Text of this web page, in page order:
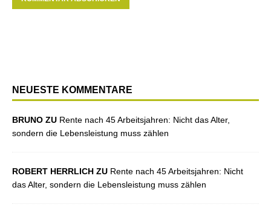
NEUESTE KOMMENTARE
BRUNO ZU Rente nach 45 Arbeitsjahren: Nicht das Alter,
sondern die Lebensleistung muss zählen
ROBERT HERRLICH ZU Rente nach 45 Arbeitsjahren: Nicht
das Alter, sondern die Lebensleistung muss zählen